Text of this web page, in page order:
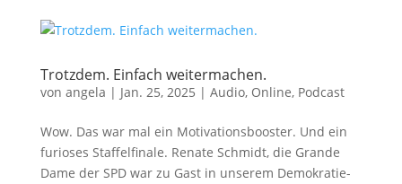
Trotzdem. Einfach weitermachen.
von angela | Jan. 25, 2025 | Audio, Online, Podcast
Wow. Das war mal ein Motivationsbooster. Und ein
furioses Staffelfinale. Renate Schmidt, die Grande
Dame der SPD war zu Gast in unserem Demokratie-